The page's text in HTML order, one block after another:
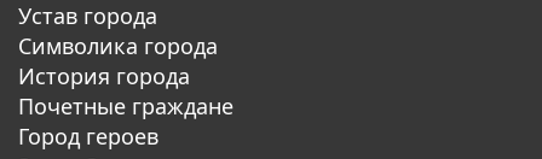
Устав города
Символика города
История города
Почетные граждане
Город героев